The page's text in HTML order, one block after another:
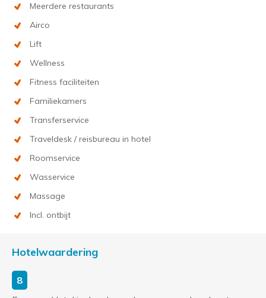
Meerdere restaurants
Airco
Lift
Wellness
Fitness faciliteiten
Familiekamers
Transferservice
Traveldesk / reisbureau in hotel
Roomservice
Wasservice
Massage
Incl. ontbijt
Hotelwaardering
8